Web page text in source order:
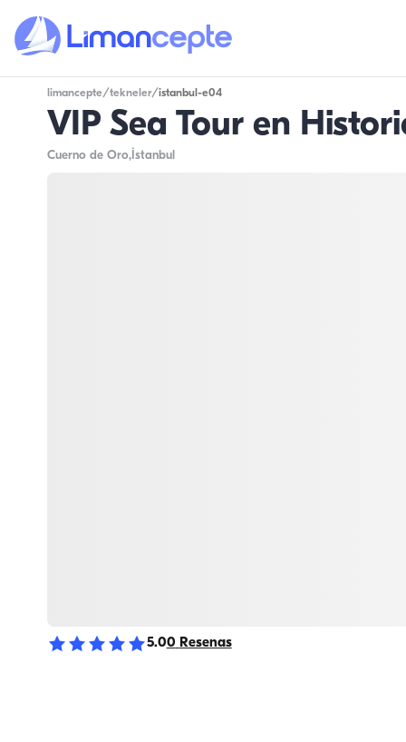
limancepte/tekneler/istanbul-e04
VIP Sea Tour en
Cuerno de Oro,İstanbul
5.00 Resenas